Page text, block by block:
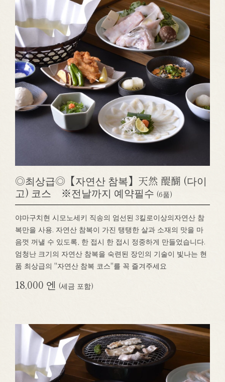
◎최상급◎【자연산 참복】天然 醍醐 (다이
고) 코스 ※전날까지 예약필수 (6품)
야마구치현 시모노세키 직송의 엄선된 3킬로이상의자연산 참
복만을 사용. 자연산 참복이 가진 탱탱한 살과 소재의 맛을 마
음껏 꺼낼 수 있도록, 한 접시 한 접시 정중하게 만들었습니다.
엄청난 크기의 자연산 참복을 숙련된 장인의 기술이 빛나는 현
품 최상급의 "자연산 참복 코스"를 꼭 즐겨주세요
18,000 엔 (세금 포함)